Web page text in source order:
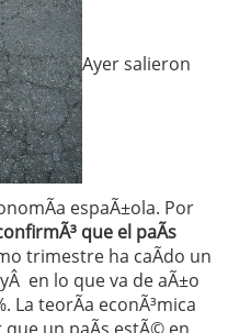
Ayer salieron
espaÃ±ola. Por
que el paÃ­s
trimestre ha caÃ­do un
en lo que va de aÃ±o
La teorÃ­a econÃ³mica